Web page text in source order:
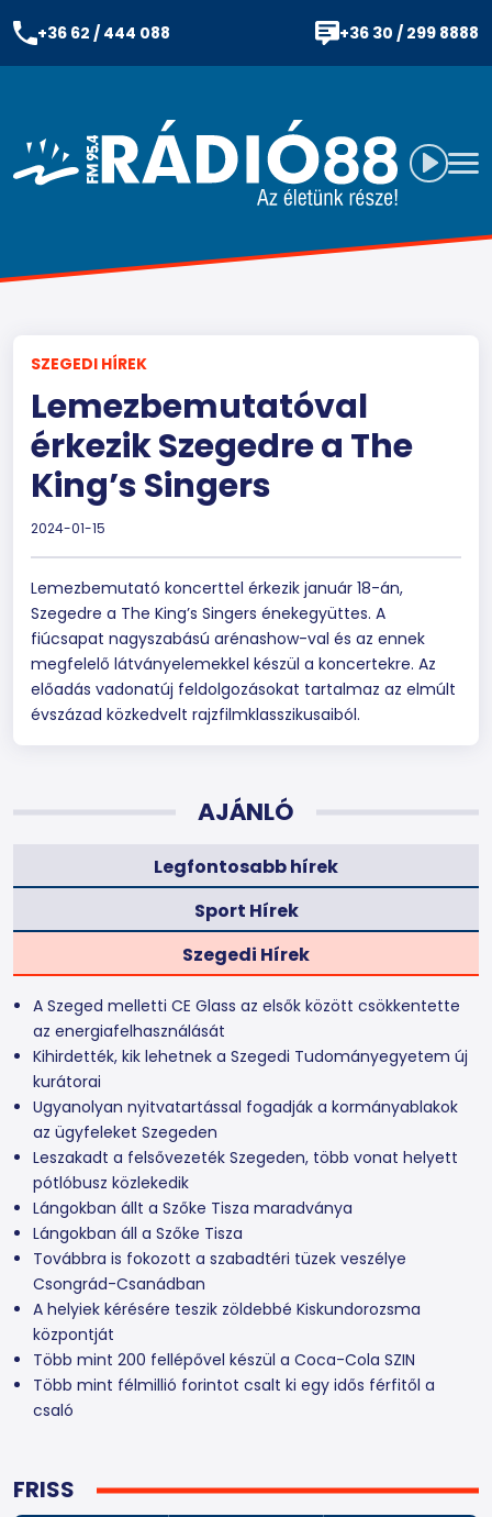
+36 62 / 444 088 +36 30 / 299 8888
FRISS
SZEGEDI HÍREK
Lemezbemutatóval
érkezik Szegedre a The
King’s Singers
2024-01-15
Lemezbemutató koncerttel érkezik január 18-án,
Szegedre a The King’s Singers énekegyüttes. A
fiúcsapat nagyszabású arénashow-val és az ennek
megfelelő látványelemekkel készül a koncertekre. Az
előadás vadonatúj feldolgozásokat tartalmaz az elmúlt
évszázad közkedvelt rajzfilm­klasszikusaiból.
AJÁNLÓ
Legfontosabb hírek
Sport Hírek
Szegedi Hírek
A Szeged melletti CE Glass az elsők között csökkentette
az energiafelhasználását
Kihirdették, kik lehetnek a Szegedi Tudományegyetem új
kurátorai
Ugyanolyan nyitvatartással fogadják a kormányablakok
az ügyfeleket Szegeden
Leszakadt a felsővezeték Szegeden, több vonat helyett
pótlóbusz közlekedik
Lángokban állt a Szőke Tisza maradványa
Lángokban áll a Szőke Tisza
Továbbra is fokozott a szabadtéri tüzek veszélye
Csongrád-Csanádban
A helyiek kérésére teszik zöldebbé Kiskundorozsma
központját
Több mint 200 fellépővel készül a Coca-Cola SZIN
Több mint félmillió forintot csalt ki egy idős férfitől a
csaló